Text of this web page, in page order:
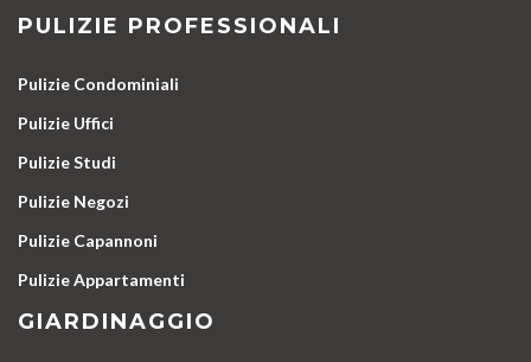
PULIZIE PROFESSIONALI
Pulizie Condominiali
Pulizie Uffici
Pulizie Studi
Pulizie Negozi
Pulizie Capannoni
Pulizie Appartamenti
GIARDINAGGIO